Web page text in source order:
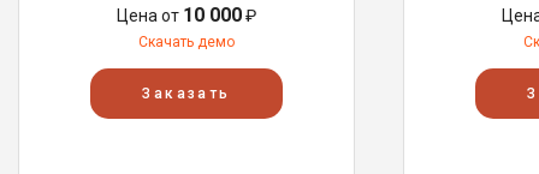
Цена от 10 000₽
Скачать демо
Заказать